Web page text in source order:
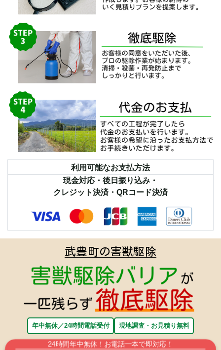
利用可能なお支払方法
現金対応・後日振り込み・
クレジット決済・QRコード決済
武豊町の害獣駆除
年中無休／24時間電話受付 現地調査・お見積り無料
24時間年中無休！お電話一本で即対応！